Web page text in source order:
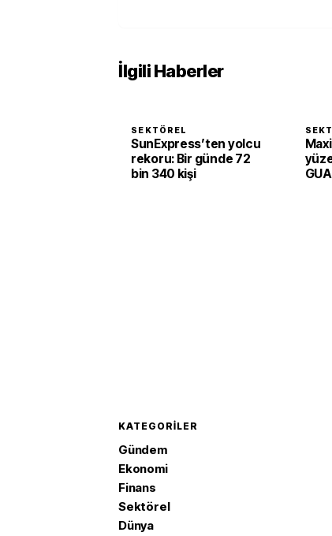
İlgili Haberler
SEKTÖREL
SunExpress’ten yolcu
rekoru: Bir günde 72
bin 340 kişi
KATEGORILER
Gündem
Ekonomi
Finans
Sektörel
Dünya